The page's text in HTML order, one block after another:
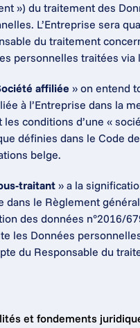
») du traitement des
L’Entreprise sera
du traitement
personnelles traitées via
affiliée » on entend
à l’Entreprise dans la
les conditions d’une «
définies dans le Code
belge.
traitant » a la
dans le Règlement
des données n°2016/
les Données
du Responsable du
et fondements